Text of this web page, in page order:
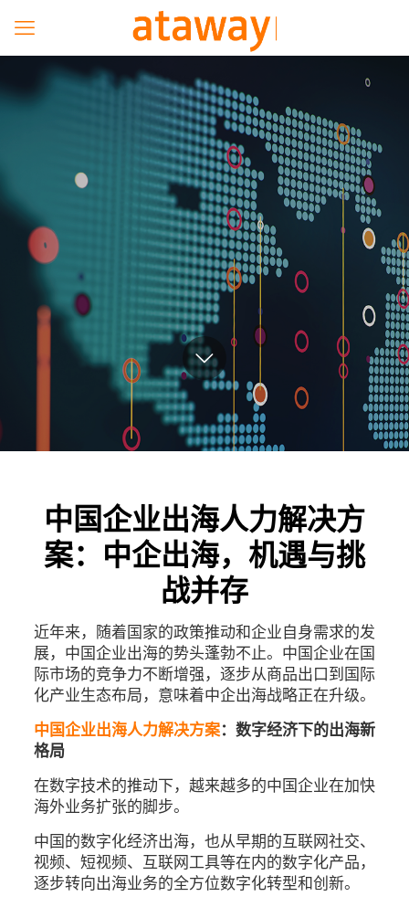
中国企业出海人力解决方
案：中企出海，机遇与挑
战并存​
近年来，随着国家的政策推动和企业自身需求的发
展，中国企业出海的势头蓬勃不止。中国企业在国
际市场的竞争力不断增强，逐步从商品出口到国际
化产业生态布局，意味着中企出海战略正在升级。
中国企业出海人力解决方案：数字经济下的出海新
格局
在数字技术的推动下，越来越多的中国企业在加快
海外业务扩张的脚步。
中国的数字化经济出海，也从早期的互联网社交、
视频、短视频、互联网工具等在内的数字化产品，
逐步转向出海业务的全方位数字化转型和创新。